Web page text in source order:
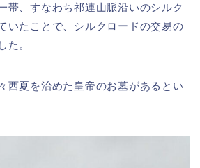
帯、すなわち祁連山脈沿いのシルク
いたことで、シルクロードの交易の
た。
西夏を治めた皇帝のお墓があるとい